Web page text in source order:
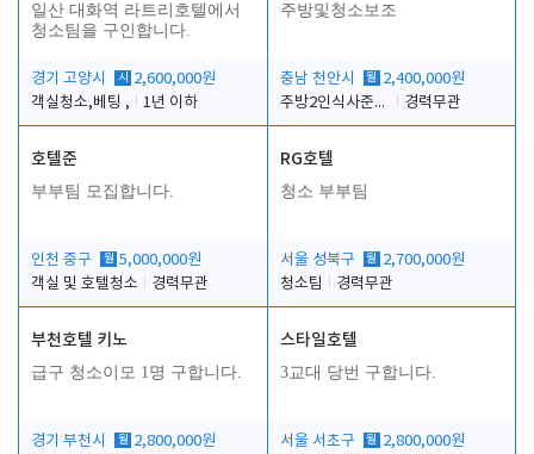
일산 대화역 라트리호텔에서
청소팀을 구인합니다.
경기 고양시 시
2,600,000원
객실청소,베팅 ,
1년 이하
주방및청소보조
충남 천안시 월 2,400,000원
주방2인식사준비및청소린렌보조
경력무관
호텔준
부부팀 모집합니다.
인천 중구 월 5,000,000원
객실 및 호텔청소
경력무관
RG호텔
청소 부부팀
서울 성북구 월 2,700,000원
청소팀
경력무관
부천호텔 키노
급구 청소이모 1명 구합니다.
경기 부천시 월 2,800,000원
스타일호텔
3교대 당번 구합니다.
서울 서초구 월 2,800,000원